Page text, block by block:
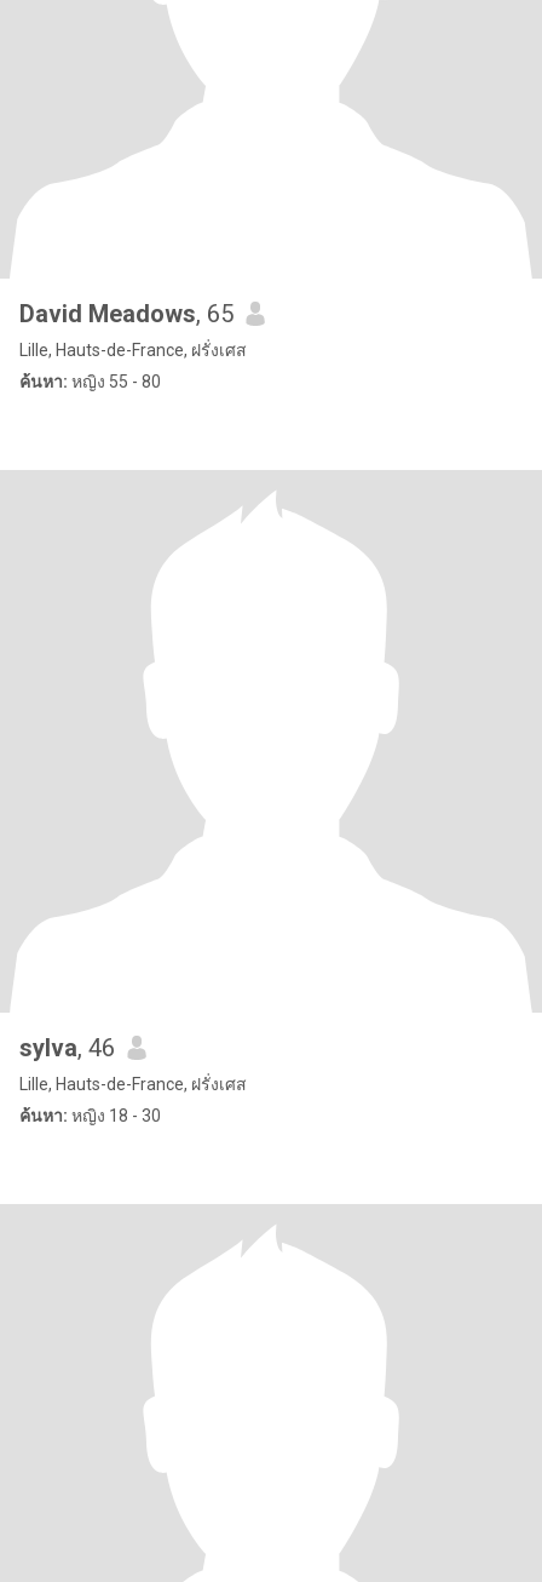
David Meadows, 65
Lille, Hauts-de-France, ฝรั่งเศส
ค้นหา: หญิง 55 - 80
sylva, 46
Lille, Hauts-de-France, ฝรั่งเศส
ค้นหา: หญิง 18 - 30